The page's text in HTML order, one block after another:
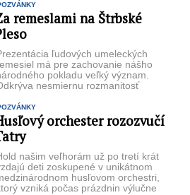
remeslami na Štrbské
ľudových umeleckých
má pre zachovanie nášho
pokladu veľký význam.
nesmiernu rozmanitosť
jedinečnosť, ...
orchester rozozvučí
našim veľhorám už po tretí krát
deti zoskupené v unikátnom
husľovom orchestri,
vzniká počas prázdnin výlučne